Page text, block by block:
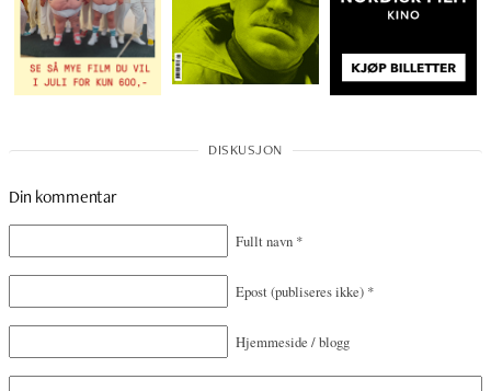
Din kommentar
Fullt navn *
Epost(publiseres ikke) *
Hjemmeside / blogg